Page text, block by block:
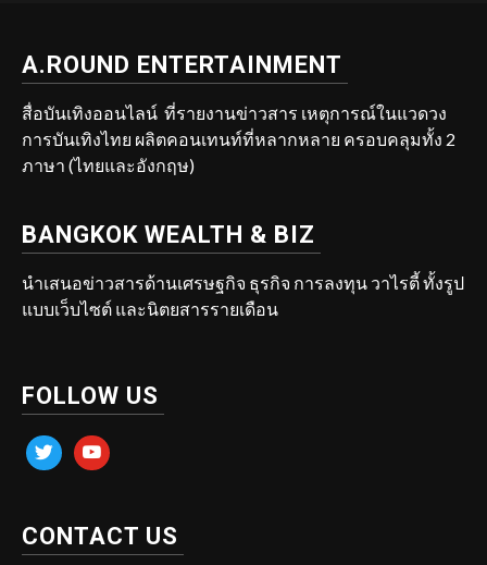
A.ROUND ENTERTAINMENT
สื่อบันเทิงออนไลน์ ที่รายงานข่าวสาร เหตุการณ์ในแวดวง
การบันเทิงไทย ผลิตคอนเทนท์ที่หลากหลาย ครอบคลุมทั้ง 2
ภาษา (ไทยและอังกฤษ)
BANGKOK WEALTH & BIZ
นำเสนอข่าวสารด้านเศรษฐกิจ ธุรกิจ การลงทุน วาไรตี้ ทั้งรูป
แบบเว็บไซต์ และนิตยสารรายเดือน
FOLLOW US
twitter youtube
CONTACT US